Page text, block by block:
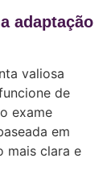
adaptação
valiosa
de
exame
em
mais clara e